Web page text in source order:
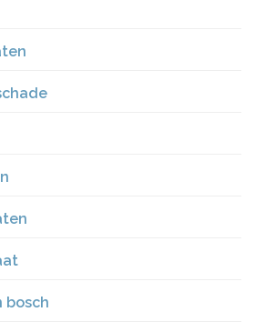
bosch